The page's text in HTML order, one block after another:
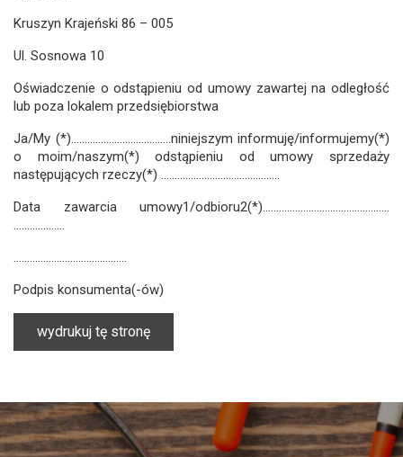
Kruszyn Krajeński 86 – 005
Ul. Sosnowa 10
Oświadczenie o odstąpieniu od umowy zawartej na odległość
lub poza lokalem przedsiębiorstwa
Ja/My (*)………………….……………niniejszym informuję/informujemy(*)
o moim/naszym(*) odstąpieniu od umowy sprzedaży
następujących rzeczy(*) ………………………………..……
Data zawarcia umowy1/odbioru2(*)………………………………………..
……………….
……………………………………
Podpis konsumenta(-ów)